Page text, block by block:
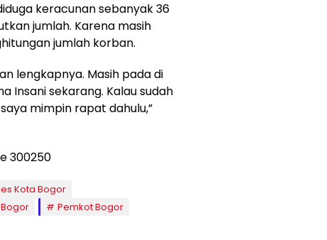
keracunan sebanyak 36
jumlah. Karena masih
jumlah korban.
lengkapnya. Masih pada di
Insani sekarang. Kalau sudah
mimpin rapat dahulu,”
Kota Bogor
Bogor
Pemkot Bogor